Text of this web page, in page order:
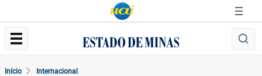
Início Internacional